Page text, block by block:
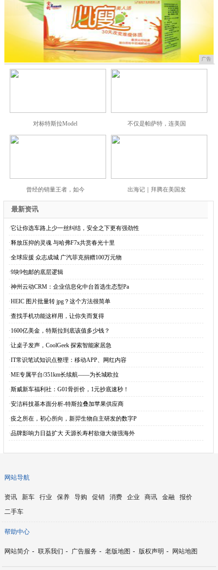
广告
对标特斯拉Model 不仅是帕萨特，连美国
曾经的销量王者，如今 出海记｜拜腾在美国发
最新资讯
·它让你选车路上少一丝纠结，安全之下更有强劲性
·释放压抑的灵魂 与哈弗F7x共赏春光十里
·全球应援 众志成城 广汽菲克捐赠100万元物
·9块9包邮的底层逻辑
·神州云动CRM：企业信息化中台首选生态型Pa
·HEIC 图片批量转 jpg？这个方法很简单
·查找手机功能这样用，让你失而复得
·1600亿美金，特斯拉到底该值多少钱？
·让桌子发声，CoolGeek 探索智能家居急
·IT常识笔试知识点整理：移动APP、网红内容
·ME专属平台/351km长续航——为长城欧拉
·斯威新车福利社：G01骨折价，1元抄底速秒！
·安洁科技基本面分析-特斯拉叠加苹果供应商
·疫之所在，初心所向，新羿生物自主研发的数字P
·品牌影响力日益扩大 天源长寿村欲做大做强海外
网站导航
资讯 新车 行业 保养 导购 促销 消费 企业 商讯 金融
报价
二手车
帮助中心
网站简介 - 联系我们 - 广告服务 - 老版地图 - 版权声明 - 网站地图